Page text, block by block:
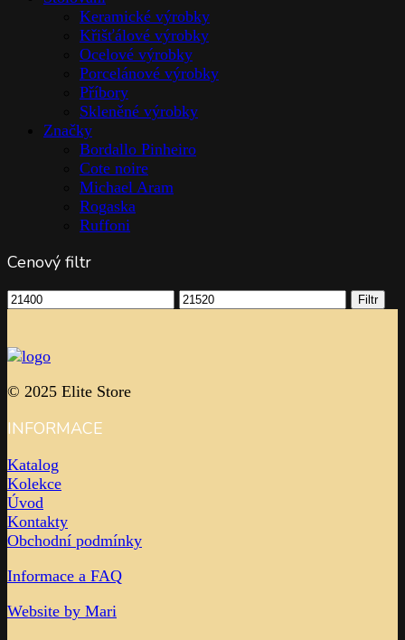
Keramické výrobky
Křišťálové výrobky
Ocelové výrobky
Porcelánové výrobky
Příbory
Skleněné výrobky
Značky
Bordallo Pinheiro
Cote noire
Michael Aram
Rogaska
Ruffoni
Cenový filtr
Minimální
Maximální
Filtr
© 2025 Elite Store
INFORMACE
Katalog
Kolekce
Úvod
Kontakty
Obchodní podmínky
Informace a FAQ
Website by Mari